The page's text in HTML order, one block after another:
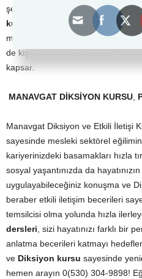
şekillendirmemizi, yaratmamızı ve
kursu
etkili iletişim eğitimi
mutlak verimde kullanarak bireyi
de kişisel gelişimi açısından ileriye
kapsar.
MANAVGAT DİKSİYON KURSU,
Manavgat Diksiyon ve Etkili İletişi
sayesinde mesleki sektörel
kariyerinizdeki basamakları hızla
sosyal yaşantınızda da
uygulayabileceğiniz konuşma ve
beraber etkili iletişim becerileri
temsilcisi olma yolunda hızla
dersleri, sizi hayatınızı farklı bir
anlatma becerileri katmayı
ve Diksiyon kursu sayesinde
hemen arayın 0(530) 304-9898!